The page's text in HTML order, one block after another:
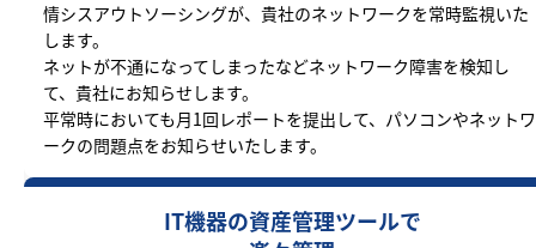
情シスアウトソーシングが、貴社のネットワークを常時監視いた
します。
ネットが不通になってしまったなどネットワーク障害を検知し
て、貴社にお知らせします。
平常時においても月1回レポートを提出して、パソコンやネットワ
ークの問題点をお知らせいたします。
IT機器の資産管理ツールで